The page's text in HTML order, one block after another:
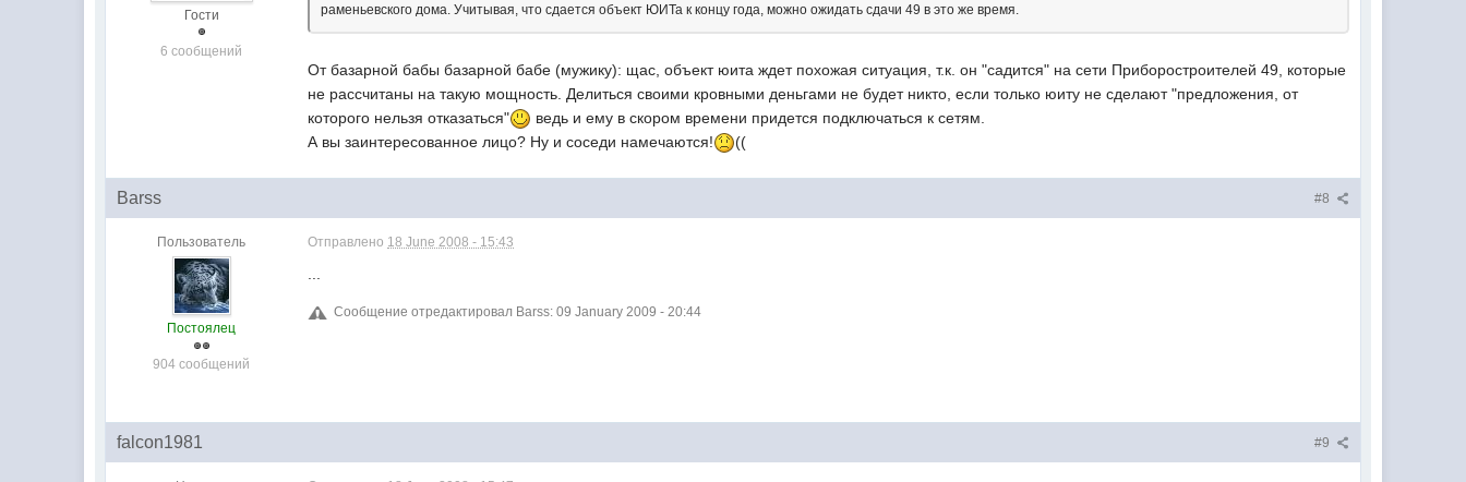
Гости
6 сообщений
раменьевского дома. Учитывая, что сдается объект ЮИТа к концу года, можно ожидать сдачи 49 в это же время.
От базарной бабы базарной бабе (мужику): щас, объект юита ждет похожая ситуация, т.к. он "садится" на сети Приборостроителей 49, которые
не рассчитаны на такую мощность. Делиться своими кровными деньгами не будет никто, если только юиту не сделают "предложения, от
которого нельзя отказаться"
ведь и ему в скором времени придется подключаться к сетям.
А вы заинтересованное лицо? Ну и соседи намечаются!
((
#8
Barss
Пользователь
Постоялец
904 сообщений
Отправлено 18 June 2008 - 15:43
Сообщение отредактировал Barss: 09 January 2009 - 20:44
#9
falcon1981